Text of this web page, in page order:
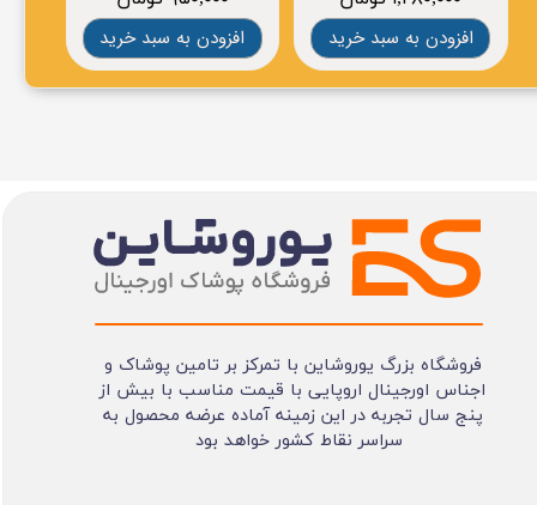
افزودن به سبد خرید افزودن به سبد خرید
فروشگاه بزرگ یوروشاین با تمرکز بر تامین پوشاک و
اجناس اورجینال اروپایی با قیمت مناسب با بیش از
پنج سال تجربه در این زمینه آماده عرضه محصول به
سراسر نقاط کشور خواهد بود